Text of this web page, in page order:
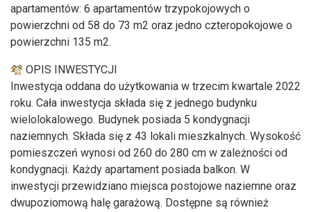
apartamentów: 6 apartamentów trzypokojowych o
powierzchni od 58 do 73 m2 oraz jedno czteropokojowe o
powierzchni 135 m2.
OPIS INWESTYCJI
Inwestycja oddana do użytkowania w trzecim kwartale 2022
roku. Cała inwestycja składa się z jednego budynku
wielolokalowego. Budynek posiada 5 kondygnacji
naziemnych. Składa się z 43 lokali mieszkalnych. Wysokość
pomieszczeń wynosi od 260 do 280 cm w zależności od
kondygnacji. Każdy apartament posiada balkon. W
inwestycji przewidziano miejsca postojowe naziemne oraz
dwupoziomową halę garażową. Dostępne są również